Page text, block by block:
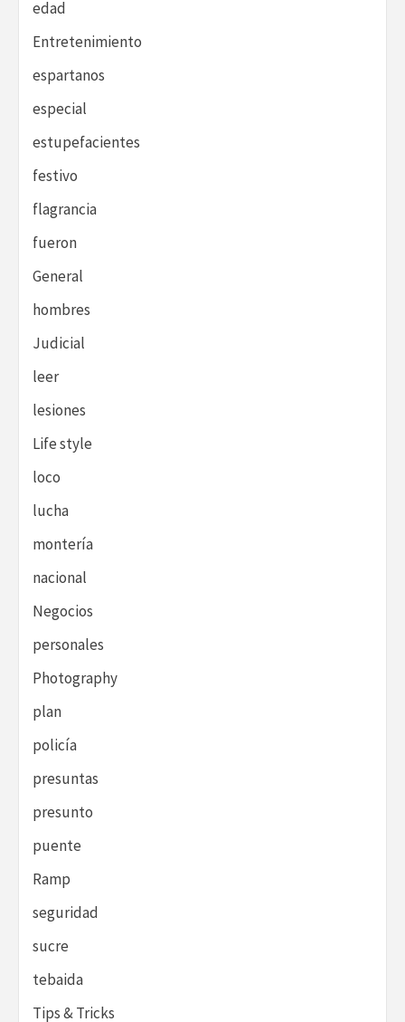
edad
Entretenimiento
espartanos
especial
estupefacientes
festivo
flagrancia
fueron
General
hombres
Judicial
leer
lesiones
Life style
loco
lucha
montería
nacional
Negocios
personales
Photography
plan
policía
presuntas
presunto
puente
Ramp
seguridad
sucre
tebaida
Tips & Tricks